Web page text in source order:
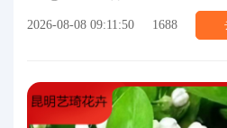
2026-08-08 09:11:50 1688